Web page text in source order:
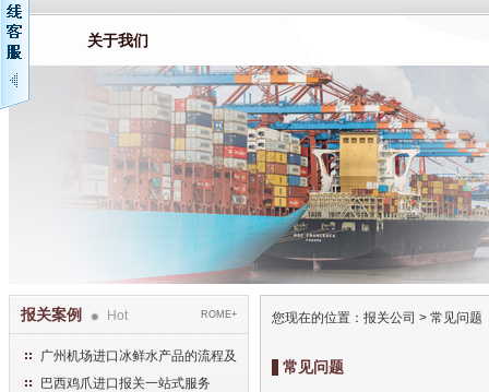
关于我们
报关案例 Hot ROME+
广州机场进口冰鲜水产品的流程及
手续
巴西鸡爪进口报关一站式服务
您现在的位置： 报关公司 > 常见问题
常见问题